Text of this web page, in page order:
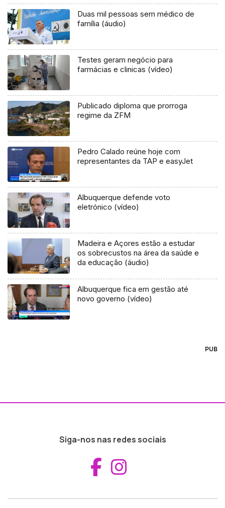
Duas mil pessoas sem médico de
família (áudio)
Testes geram negócio para
farmácias e clinicas (vídeo)
Publicado diploma que prorroga
regime da ZFM
Pedro Calado reúne hoje com
representantes da TAP e easyJet
Albuquerque defende voto
eletrónico (vídeo)
Madeira e Açores estão a estudar
os sobrecustos na área da saúde e
da educação (áudio)
Albuquerque fica em gestão até
novo governo (vídeo)
PUB
Siga-nos nas redes sociais
Aceder ao